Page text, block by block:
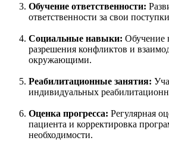
Обучение ответственности:
ответственности за свои
Социальные навыки: Обучение
разрешения конфликтов и
окружающими.
Реабилитационные занятия:
индивидуальных
Оценка прогресса: Регулярная
пациента и корректировка
необходимости.